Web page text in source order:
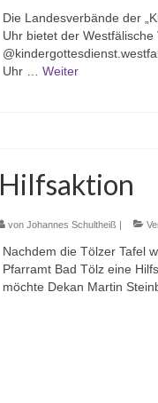
Die Landesverbände der
Uhr bietet der
Uhr …Weiter
Hilfsaktion
vonJohannes Schultheiß
Nachdem die Tölzer Tafel
Pfarramt Bad Tölz eine
möchte Dekan Martin